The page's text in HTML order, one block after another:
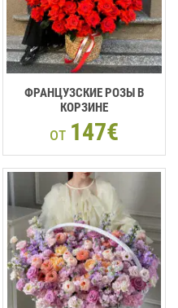
ФРАНЦУЗСКИЕ РОЗЫ В
КОРЗИНЕ
от 147€